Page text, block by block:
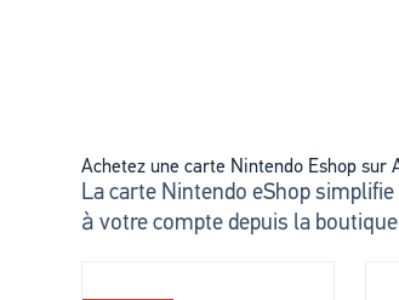
Achetez une carte Nintendo Eshop sur
La carte Nintendo eShop
à votre compte depuis la